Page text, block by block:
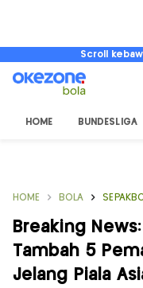
Scroll
HOME BUNDESLIGA
HOME BOLA
Breaking
Tambah 5
Jelang Piala